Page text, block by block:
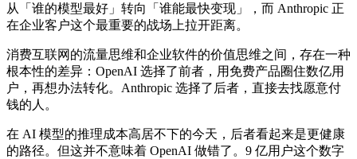
从「谁的模型最好」转向「谁能最快变现」，而 Anthropic 正
在企业客户这个最重要的战场上拉开距离。
消费互联网的流量思维和企业软件的价值思维之间，存在一种
根本性的差异：OpenAI 选择了前者，用免费产品圈住数亿用
户，再想办法转化。Anthropic 选择了后者，直接去找愿意付
钱的人。
在 AI 模型的推理成本高居不下的今天，后者看起来是更健康
的路径。但这并不意味着 OpenAI 做错了。9 亿用户这个数字